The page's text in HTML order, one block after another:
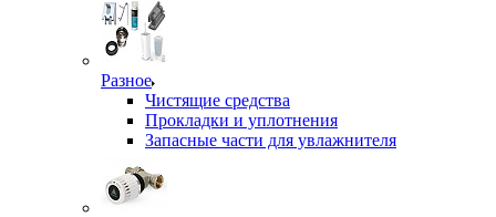
Разное
Чистящие средства
Прокладки и уплотнения
Запасные части для увлажнителя